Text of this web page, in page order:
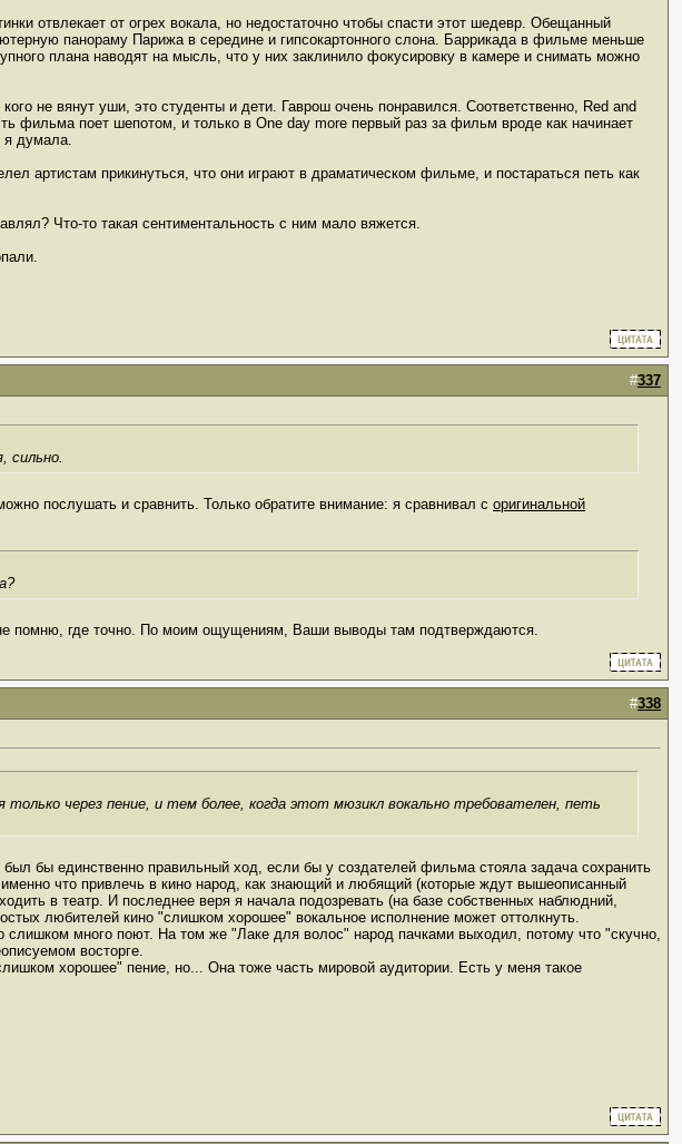
отвлекает от огрех вокала, но недостаточно чтобы спасти этот шедевр. Обещанный
панораму Парижа в середине и гипсокартонного слона. Баррикада в фильме меньше
плана наводят на мысль, что у них заклинило фокусировку в камере и снимать можно
не вянут уши, это студенты и дети. Гаврош очень понравился. Соответственно, Red and
поет шепотом, и только в One day more первый раз за фильм вроде как начинает
я думала.
артистам прикинуться, что они играют в драматическом фильме, и постараться петь как
Что-то такая сентиментальность с ним мало вяжется.
#337
сильно.
послушать и сравнить. Только обратите внимание: я сравнивал с оригинальной
помню, где точно. По моим ощущениям, Ваши выводы там подтверждаются.
#338
только через пение, и тем более, когда этот мюзикл вокально требователен, петь
бы единственно правильный ход, если бы у создателей фильма стояла задача сохранить
что привлечь в кино народ, как знающий и любящий (которые ждут вышеописанный
в театр. И последнее веря я начала подозревать (на базе собственных наблюдний,
любителей кино "слишком хорошее" вокальное исполнение может оттолкнуть.
много поют. На том же "Лаке для волос" народ пачками выходил, потому что "скучно,
восторге.
хорошее" пение, но... Она тоже часть мировой аудитории. Есть у меня такое